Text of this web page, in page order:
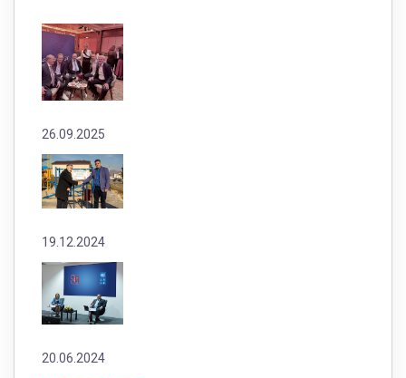
26.09.2025
19.12.2024
20.06.2024